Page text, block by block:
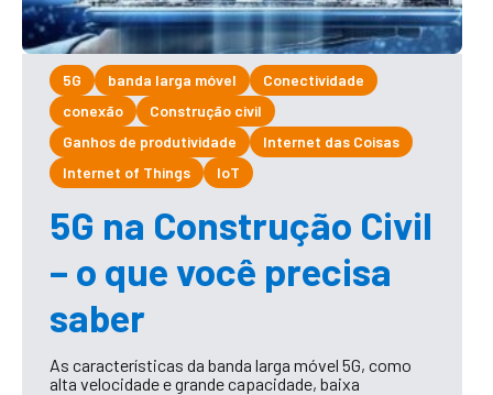
5G banda larga móvel
Conectividade
conexão
Construção civil
Ganhos de produtividade
Internet das Coisas
Internet of Things
IoT
5G na Construção Civil
– o que você precisa
saber
As características da banda larga móvel 5G, como
alta velocidade e grande capacidade, baixa